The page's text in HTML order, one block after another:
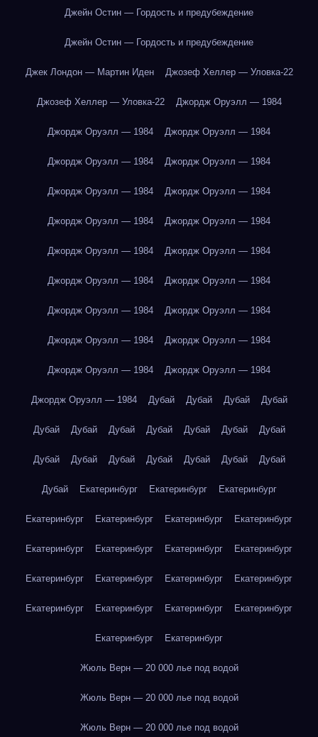
Джейн Остин — Гордость и предубеждение
Джейн Остин — Гордость и предубеждение
Джек Лондон — Мартин Иден Джозеф Хеллер — Уловка-22
Джозеф Хеллер — Уловка-22 Джордж Оруэлл — 1984
Джордж Оруэлл — 1984 Джордж Оруэлл — 1984
Джордж Оруэлл — 1984 Джордж Оруэлл — 1984
Джордж Оруэлл — 1984 Джордж Оруэлл — 1984
Джордж Оруэлл — 1984 Джордж Оруэлл — 1984
Джордж Оруэлл — 1984 Джордж Оруэлл — 1984
Джордж Оруэлл — 1984 Джордж Оруэлл — 1984
Джордж Оруэлл — 1984 Джордж Оруэлл — 1984
Джордж Оруэлл — 1984 Джордж Оруэлл — 1984
Джордж Оруэлл — 1984 Джордж Оруэлл — 1984
Джордж Оруэлл — 1984 Дубай Дубай Дубай Дубай
Дубай Дубай Дубай Дубай Дубай Дубай Дубай
Дубай Дубай Дубай Дубай Дубай Дубай Дубай
Дубай Екатеринбург Екатеринбург Екатеринбург
Екатеринбург Екатеринбург Екатеринбург Екатеринбург
Екатеринбург Екатеринбург Екатеринбург Екатеринбург
Екатеринбург Екатеринбург Екатеринбург Екатеринбург
Екатеринбург Екатеринбург Екатеринбург Екатеринбург
Екатеринбург Екатеринбург
Жюль Верн — 20 000 лье под водой
Жюль Верн — 20 000 лье под водой
Жюль Верн — 20 000 лье под водой